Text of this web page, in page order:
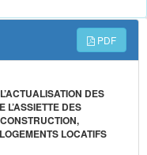
PDF
DES
DES
LOCATIFS